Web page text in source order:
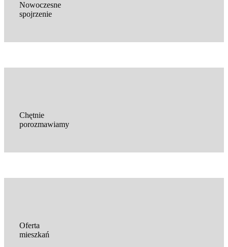
Nowoczesne
spojrzenie
Chętnie
porozmawiamy
Oferta
mieszkań